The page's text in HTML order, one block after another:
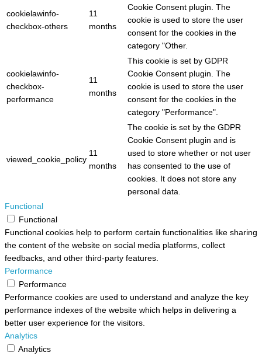
cookielawinfo-
checkbox-others
11
months
Cookie Consent plugin. The
cookie is used to store the user
consent for the cookies in the
category "Other.
cookielawinfo-
checkbox-
performance
11
months
This cookie is set by GDPR
Cookie Consent plugin. The
cookie is used to store the user
consent for the cookies in the
category "Performance".
viewed_cookie_policy
11
months
The cookie is set by the GDPR
Cookie Consent plugin and is
used to store whether or not user
has consented to the use of
cookies. It does not store any
personal data.
Functional
Functional
Functional cookies help to perform certain functionalities like sharing
the content of the website on social media platforms, collect
feedbacks, and other third-party features.
Performance
Performance
Performance cookies are used to understand and analyze the key
performance indexes of the website which helps in delivering a
better user experience for the visitors.
Analytics
Analytics